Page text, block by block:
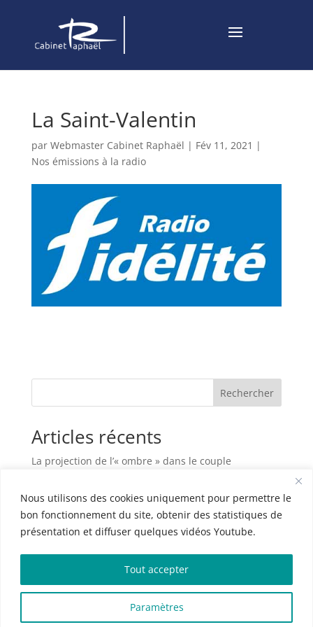
Nous utilisons des cookies uniquement pour permettre le
bon fonctionnement du site, obtenir des statistiques de
présentation et diffuser quelques vidéos Youtube.
Paramètres
Tout accepter
La Saint-Valentin
par Webmaster Cabinet Raphaël | Fév 11, 2021 |
Nos émissions à la radio
Rechercher
Articles récents
La projection de l’« ombre » dans le couple
murs
L’art d’être parent
Le couple à l’épreuve de la maladie grave
Commentaires récents
Aucun commentaire à afficher.